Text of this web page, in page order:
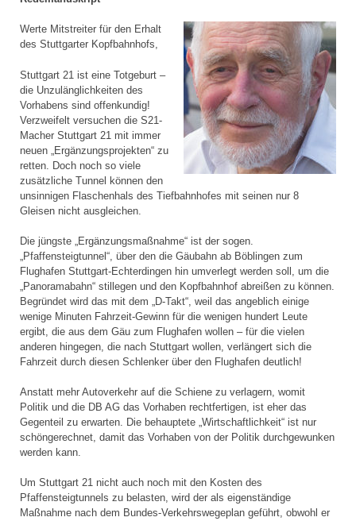
Werte Mitstreiter für den Erhalt
des Stuttgarter Kopfbahnhofs,
Stuttgart 21 ist eine Totgeburt –
die Unzulänglichkeiten des
Vorhabens sind offenkundig!
Verzweifelt versuchen die S21-
Macher Stuttgart 21 mit immer
neuen „Ergänzungsprojekten“ zu
retten. Doch noch so viele
zusätzliche Tunnel können den
unsinnigen Flaschenhals des Tiefbahnhofes mit seinen nur 8
Gleisen nicht ausgleichen.
Die jüngste „Ergänzungsmaßnahme“ ist der sogen.
„Pfaffensteigtunnel“, über den die Gäubahn ab Böblingen zum
Flughafen Stuttgart-Echterdingen hin umverlegt werden soll, um die
„Panoramabahn“ stillegen und den Kopfbahnhof abreißen zu können.
Begründet wird das mit dem „D-Takt“, weil das angeblich einige
wenige Minuten Fahrzeit-Gewinn für die wenigen hundert Leute
ergibt, die aus dem Gäu zum Flughafen wollen – für die vielen
anderen hingegen, die nach Stuttgart wollen, verlängert sich die
Fahrzeit durch diesen Schlenker über den Flughafen deutlich!
Anstatt mehr Autoverkehr auf die Schiene zu verlagern, womit
Politik und die DB AG das Vorhaben rechtfertigen, ist eher das
Gegenteil zu erwarten. Die behauptete „Wirtschaftlichkeit“ ist nur
schöngerechnet, damit das Vorhaben von der Politik durchgewunken
werden kann.
Um Stuttgart 21 nicht auch noch mit den Kosten des
Pfaffensteigtunnels zu belasten, wird der als eigenständige
Maßnahme nach dem Bundes-Verkehrswegeplan geführt, obwohl er